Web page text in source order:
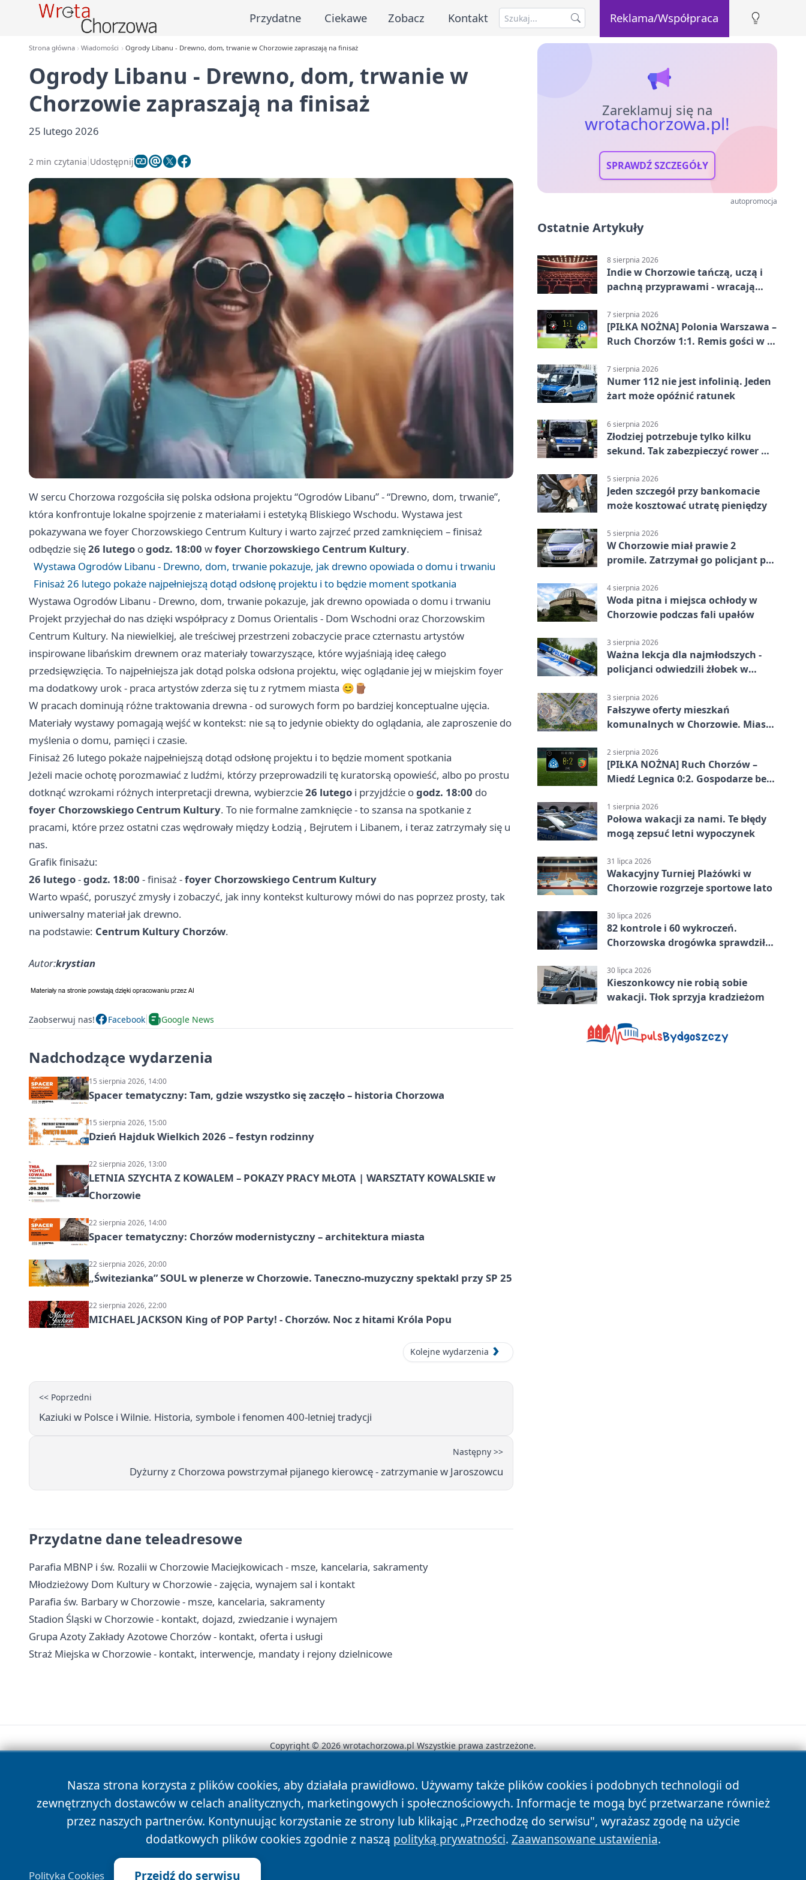
Przydatne Ciekawe Zobacz Kontakt Reklama/Współpraca
Strona główna Wiadomości Ogrody Libanu - Drewno, dom, trwanie w Chorzowie zapraszają na finisaż
Ogrody Libanu - Drewno, dom, trwanie w
Chorzowie zapraszają na finisaż
25 lutego 2026
2 min czytania Udostępnij
W sercu Chorzowa rozgościła się polska odsłona projektu “Ogrodów Libanu” - “Drewno, dom, trwanie”,
która konfrontuje lokalne spojrzenie z materiałami i estetyką Bliskiego Wschodu. Wystawa jest
pokazywana we foyer Chorzowskiego Centrum Kultury i warto zajrzeć przed zamknięciem – finisaż
odbędzie się26 lutego ogodz. 18:00 wfoyer Chorzowskiego Centrum Kultury.
Wystawa Ogrodów Libanu - Drewno, dom, trwanie pokazuje, jak drewno opowiada o domu i trwaniu
Finisaż 26 lutego pokaże najpełniejszą dotąd odsłonę projektu i to będzie moment spotkania
Wystawa Ogrodów Libanu - Drewno, dom, trwanie pokazuje, jak drewno opowiada o domu i trwaniu
Projekt przyjechał do nas dzięki współpracy z Domus Orientalis - Dom Wschodni oraz Chorzowskim
Centrum Kultury. Na niewielkiej, ale treściwej przestrzeni zobaczycie prace czternastu artystów
inspirowane libańskim drewnem oraz materiały towarzyszące, które wyjaśniają ideę całego
przedsięwzięcia. To najpełniejsza jak dotąd polska odsłona projektu, więc oglądanie jej w miejskim foyer
ma dodatkowy urok - praca artystów zderza się tu z rytmem miasta 😊🪵
W pracach dominują różne traktowania drewna - od surowych form po bardziej konceptualne ujęcia.
Materiały wystawy pomagają wejść w kontekst: nie są to jedynie obiekty do oglądania, ale zaproszenie do
myślenia o domu, pamięci i czasie.
Finisaż 26 lutego pokaże najpełniejszą dotąd odsłonę projektu i to będzie moment spotkania
Jeżeli macie ochotę porozmawiać z ludźmi, którzy przeprowadzili tę kuratorską opowieść, albo po prostu
dotknąć wzrokami różnych interpretacji drewna, wybierzcie26 lutego i przyjdźcie ogodz. 18:00 do
foyer Chorzowskiego Centrum Kultury. To nie formalne zamknięcie - to szansa na spotkanie z
pracami, które przez ostatni czas wędrowały międzyŁodzią , Bejrutem i Libanem, i teraz zatrzymały się u
nas.
Grafik finisażu:
26 lutego-godz. 18:00 - finisaż -foyer Chorzowskiego Centrum Kultury
Warto wpaść, poruszyć zmysły i zobaczyć, jak inny kontekst kulturowy mówi do nas poprzez prosty, tak
uniwersalny materiał jak drewno.
na podstawie: Centrum Kultury Chorzów.
Autor:krystian
Zaobserwuj nas! Facebook Google News
Nadchodzące wydarzenia
15 sierpnia 2026, 14:00
Spacer tematyczny: Tam, gdzie wszystko się zaczęło – historia Chorzowa
15 sierpnia 2026, 15:00
Dzień Hajduk Wielkich 2026 – festyn rodzinny
22 sierpnia 2026, 13:00
LETNIA SZYCHTA Z KOWALEM – POKAZY PRACY MŁOTA | WARSZTATY KOWALSKIE w
Chorzowie
22 sierpnia 2026, 14:00
Spacer tematyczny: Chorzów modernistyczny – architektura miasta
22 sierpnia 2026, 20:00
„Świtezianka” SOUL w plenerze w Chorzowie. Taneczno-muzyczny spektakl przy SP 25
22 sierpnia 2026, 22:00
MICHAEL JACKSON King of POP Party! - Chorzów. Noc z hitami Króla Popu
Kolejne wydarzenia
<< Poprzedni
Kaziuki w Polsce i Wilnie. Historia, symbole i fenomen 400-letniej tradycji
Następny >>
Dyżurny z Chorzowa powstrzymał pijanego kierowcę - zatrzymanie w Jaroszowcu
Przydatne dane teleadresowe
Parafia MBNP i św. Rozalii w Chorzowie Maciejkowicach - msze, kancelaria, sakramenty
Młodzieżowy Dom Kultury w Chorzowie - zajęcia, wynajem sal i kontakt
Parafia św. Barbary w Chorzowie - msze, kancelaria, sakramenty
Stadion Śląski w Chorzowie - kontakt, dojazd, zwiedzanie i wynajem
Grupa Azoty Zakłady Azotowe Chorzów - kontakt, oferta i usługi
Straż Miejska w Chorzowie - kontakt, interwencje, mandaty i rejony dzielnicowe
Zareklamuj się na
wrotachorzowa.pl!
SPRAWDŹ SZCZEGÓŁY
autopromocja
Ostatnie Artykuły
8 sierpnia 2026
Indie w Chorzowie tańczą, uczą i
pachną przyprawami - wracają
7 sierpnia 2026
[PIŁKA NOŻNA] Polonia Warszawa –
Ruch Chorzów 1:1. Remis gości w 3.
7 sierpnia 2026
Numer 112 nie jest infolinią. Jeden
żart może opóźnić ratunek
6 sierpnia 2026
Złodziej potrzebuje tylko kilku
sekund. Tak zabezpieczyć rower w
5 sierpnia 2026
Jeden szczegół przy bankomacie
może kosztować utratę pieniędzy
5 sierpnia 2026
W Chorzowie miał prawie 2
promile. Zatrzymał go policjant po
4 sierpnia 2026
Woda pitna i miejsca ochłody w
Chorzowie podczas fali upałów
3 sierpnia 2026
Ważna lekcja dla najmłodszych -
policjanci odwiedzili żłobek w
3 sierpnia 2026
Fałszywe oferty mieszkań
komunalnych w Chorzowie. Miasto
2 sierpnia 2026
[PIŁKA NOŻNA] Ruch Chorzów –
Miedź Legnica 0:2. Gospodarze bez
1 sierpnia 2026
Połowa wakacji za nami. Te błędy
mogą zepsuć letni wypoczynek
31 lipca 2026
Wakacyjny Turniej Plażówki w
Chorzowie rozgrzeje sportowe lato
30 lipca 2026
82 kontrole i 60 wykroczeń.
Chorzowska drogówka sprawdziła
30 lipca 2026
Kieszonkowcy nie robią sobie
wakacji. Tłok sprzyja kradzieżom
Nasza strona korzysta z plików cookies, aby działała prawidłowo. Używamy także plików cookies i podobnych technologii od
zewnętrznych dostawców w celach analitycznych, marketingowych i społecznościowych. Informacje te mogą być przetwarzane również
przez naszych partnerów. Kontynuując korzystanie ze strony lub klikając „Przechodzę do serwisu", wyrażasz zgodę na użycie
dodatkowych plików cookies zgodnie z naszą polityką prywatności. Zaawansowane ustawienia.
Polityka Cookies Przejdź do serwisu
Copyright © 2026 wrotachorzowa.pl Wszystkie prawa zastrzeżone.
News Autorzy Polityka Prywatności Polityka Cookies